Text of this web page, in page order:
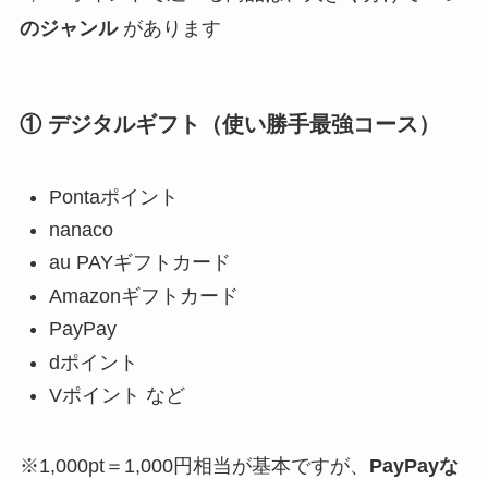
のジャンルがあります
① デジタルギフト（使い勝手最強コース）
Pontaポイント
nanaco
au PAYギフトカード
Amazonギフトカード
PayPay
dポイント
Vポイント など
※1,000pt＝1,000円相当が基本ですが、 PayPayな